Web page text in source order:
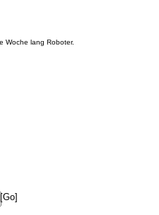
Woche lang Roboter.